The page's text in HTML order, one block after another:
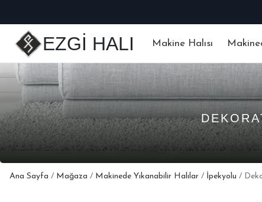
EZGİ HALI Makine Halısı
Ana Sayfa / Mağaza / Makinede Yıkanabilir Halılar / İpekyolu /